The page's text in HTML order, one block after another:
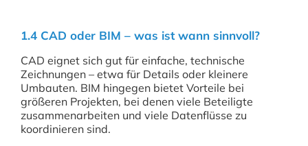
1.4 CAD oder BIM – was ist wann sinnvoll?
CAD eignet sich gut für einfache, technische
Zeichnungen – etwa für Details oder kleinere
Umbauten. BIM hingegen bietet Vorteile bei
größeren Projekten, bei denen viele Beteiligte
zusammenarbeiten und viele Datenflüsse zu
koordinieren sind.